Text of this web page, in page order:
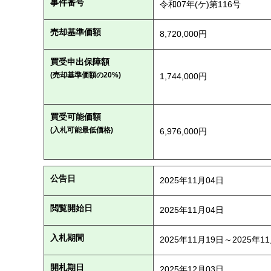
事件番号 令和07年(ケ)第116号
売却基準価額 8,720,000円
買受申出保障額
(売却基準価額の20%) 1,744,000円
買受可能価額
(入札可能最低価格) 6,976,000円
公告日 2025年11月04日
閲覧開始日 2025年11月04日
入札期間 2025年11月19日～2025年11
開札期日 2025年12月03日